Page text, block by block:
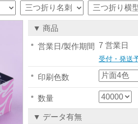
▼ 商品
営業日/製作期間 7 営業日
受付・発送
印刷色数
数量
▼ データ有無